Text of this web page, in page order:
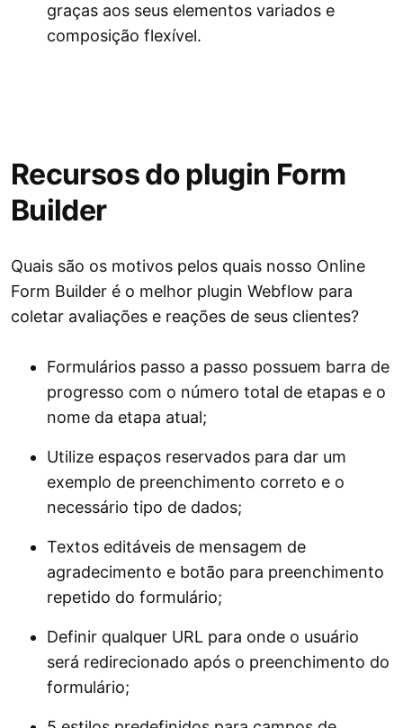
graças aos seus elementos variados e
composição flexível.
Recursos do plugin Form
Builder
Quais são os motivos pelos quais nosso Online
Form Builder é o melhor plugin Webflow para
coletar avaliações e reações de seus clientes?
Formulários passo a passo possuem barra de
progresso com o número total de etapas e o
nome da etapa atual;
Utilize espaços reservados para dar um
exemplo de preenchimento correto e o
necessário tipo de dados;
Textos editáveis ​​de mensagem de
agradecimento e botão para preenchimento
repetido do formulário;
Definir qualquer URL para onde o usuário
será redirecionado após o preenchimento do
formulário;